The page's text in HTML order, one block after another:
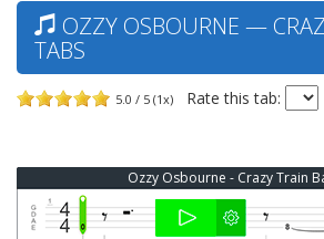
OZZY OSBOURNE —
TABS
5.0 / 5 (1x) Rate this tab:
Ozzy Osbourne - Crazy Train